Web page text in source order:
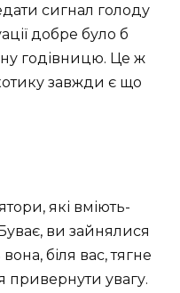
сигнал голоду
добре було б
годівницю. Це ж
завжди є що
які вміють-
ви зайнялися
біля вас, тягне
привернути увагу.